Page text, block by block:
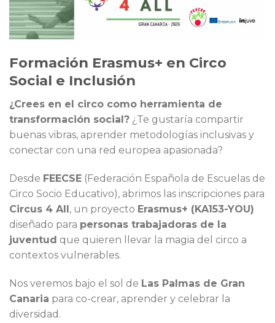
Formación Erasmus+ en Circo
Social e Inclusión
¿Crees en el circo como herramienta de
transformación social? ¿Te gustaría compartir
buenas vibras, aprender metodologías inclusivas y
conectar con una red europea apasionada?
Desde FEECSE (Federación Española de Escuelas de
Circo Socio Educativo), abrimos las inscripciones para
Circus 4 All, un proyecto Erasmus+ (KA153-YOU)
diseñado para personas trabajadoras de la
juventud que quieren llevar la magia del circo a
contextos vulnerables.
Nos veremos bajo el sol de Las Palmas de Gran
Canaria para co-crear, aprender y celebrar la
diversidad.